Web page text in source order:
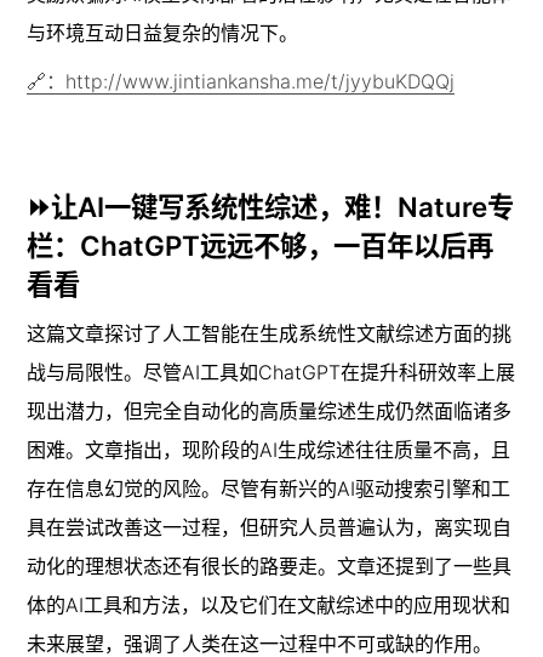
与环境互动日益复杂的情况下。
🔗：http://www.jintiankansha.me/t/jyybuKDQQj
⏩让AI一键写系统性综述，难！Nature专
栏：ChatGPT远远不够，一百年以后再
看看
这篇文章探讨了人工智能在生成系统性文献综述方面的挑
战与局限性。尽管AI工具如ChatGPT在提升科研效率上展
现出潜力，但完全自动化的高质量综述生成仍然面临诸多
困难。文章指出，现阶段的AI生成综述往往质量不高，且
存在信息幻觉的风险。尽管有新兴的AI驱动搜索引擎和工
具在尝试改善这一过程，但研究人员普遍认为，离实现自
动化的理想状态还有很长的路要走。文章还提到了一些具
体的AI工具和方法，以及它们在文献综述中的应用现状和
未来展望，强调了人类在这一过程中不可或缺的作用。